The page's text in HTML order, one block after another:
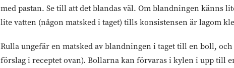
med pastan. Se till att det blandas väl. Om blandningen
lite vatten (någon matsked i taget) tills konsistensen är lagom
Rulla ungefär en matsked av blandningen i taget till en boll,
förslag i receptet ovan). Bollarna kan förvaras i kylen i upp till